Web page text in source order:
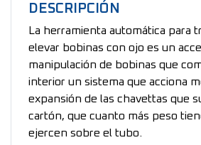
DESCRIPCIÓN
La herramienta automática para
elevar bobinas con ojo es un
manipulación de bobinas que
interior un sistema que acciona
expansión de las chavettas que
cartón, que cuanto más peso
ejercen sobre el tubo.